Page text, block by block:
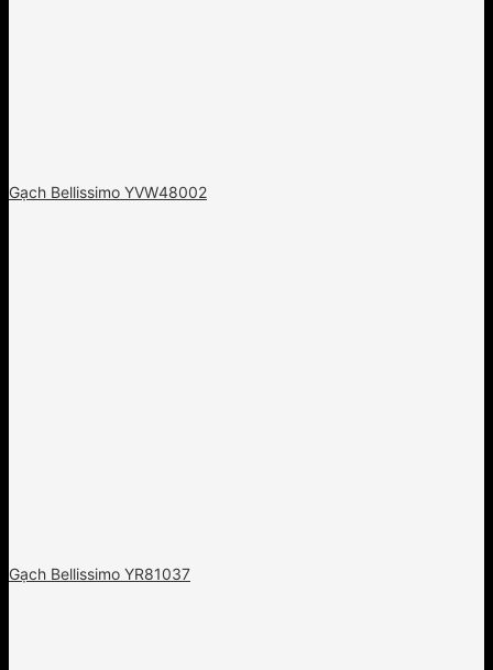
Gạch Bellissimo YVW48002
Gạch Bellissimo YR81037